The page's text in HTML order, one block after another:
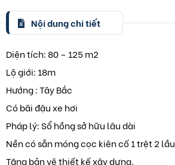
Nội dung chi tiết
Diện tích: 80 – 125 m2
Lộ giới: 18m
Hướng : Tây Bắc
Có bãi đậu xe hơi
Pháp lý: Sổ hồng sở hữu lâu dài
Nền có sẵn móng cọc kiên cố 1 trệt 2 lầu,
Tặng bản vẽ thiết kế xây dựng.